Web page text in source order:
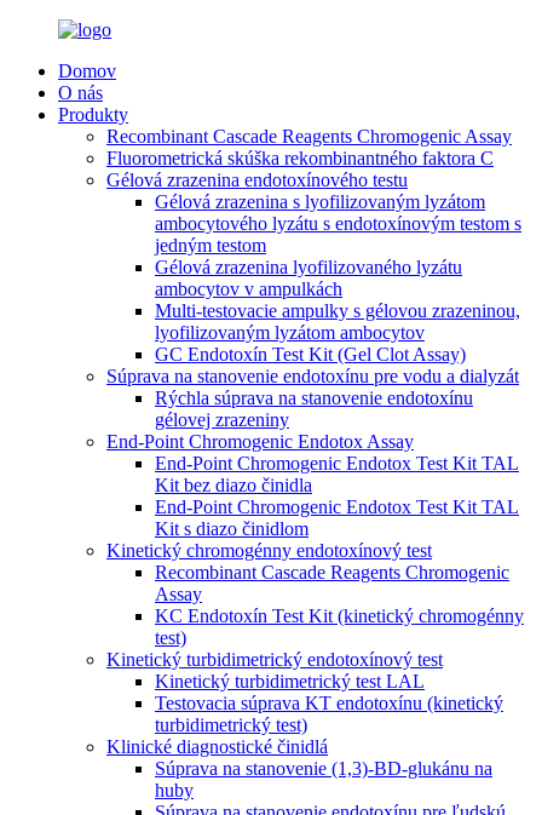
Domov
O nás
Produkty
Recombinant Cascade Reagents Chromogenic Assay
Fluorometrická skúška rekombinantného faktora C
Gélová zrazenina endotoxínového testu
Gélová zrazenina s lyofilizovaným lyzátom
ambocytového lyzátu s endotoxínovým testom s
jedným testom
Gélová zrazenina lyofilizovaného lyzátu
ambocytov v ampulkách
Multi-testovacie ampulky s gélovou zrazeninou,
lyofilizovaným lyzátom ambocytov
GC Endotoxín Test Kit (Gel Clot Assay)
Súprava na stanovenie endotoxínu pre vodu a dialyzát
Rýchla súprava na stanovenie endotoxínu
gélovej zrazeniny
End-Point Chromogenic Endotox Assay
End-Point Chromogenic Endotox Test Kit TAL
Kit bez diazo činidla
End-Point Chromogenic Endotox Test Kit TAL
Kit s diazo činidlom
Kinetický chromogénny endotoxínový test
Recombinant Cascade Reagents Chromogenic
Assay
KC Endotoxín Test Kit (kinetický chromogénny
test)
Kinetický turbidimetrický endotoxínový test
Kinetický turbidimetrický test LAL
Testovacia súprava KT endotoxínu (kinetický
turbidimetrický test)
Klinické diagnostické činidlá
Súprava na stanovenie (1,3)-BD-glukánu na
huby